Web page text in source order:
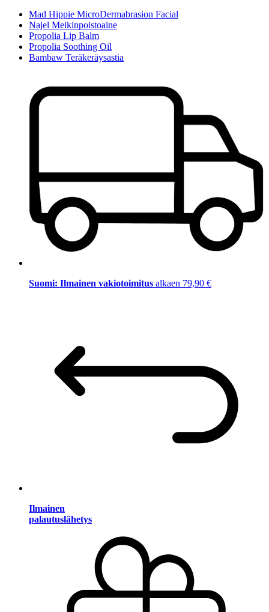
Mad Hippie MicroDermabrasion Facial
Najel Meikinpoistoaine
Propolia Lip Balm
Propolia Soothing Oil
Bambaw Teräkeräysastia
Suomi: Ilmainen vakiotoimitus alkaen 79,90 €
Ilmainen
palautuslähetys